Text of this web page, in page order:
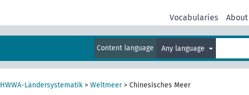
Vocabularies About
Content language Any language
HWWA-Ländersystematik > Weltmeer> Chinesisches Meer